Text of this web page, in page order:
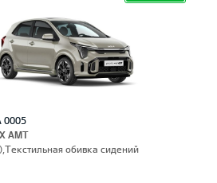
0005
AMT
обивка сидений